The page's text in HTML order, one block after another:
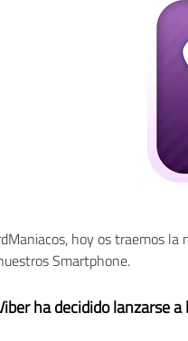
hoy os traemos la
Smartphone.
ha decidido lanzarse